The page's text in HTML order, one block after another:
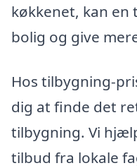
køkkenet, kan
bolig og give
Hos tilbygning-
dig at finde det
tilbygning. Vi
tilbud fra lokale